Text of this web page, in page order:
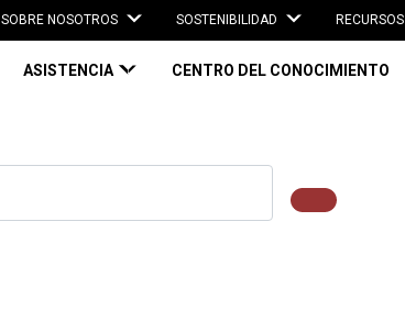
SOBRE NOSOTROS SOSTENIBILIDAD RECURSOS
ASISTENCIA CENTRO DEL CONOCIMIENTO